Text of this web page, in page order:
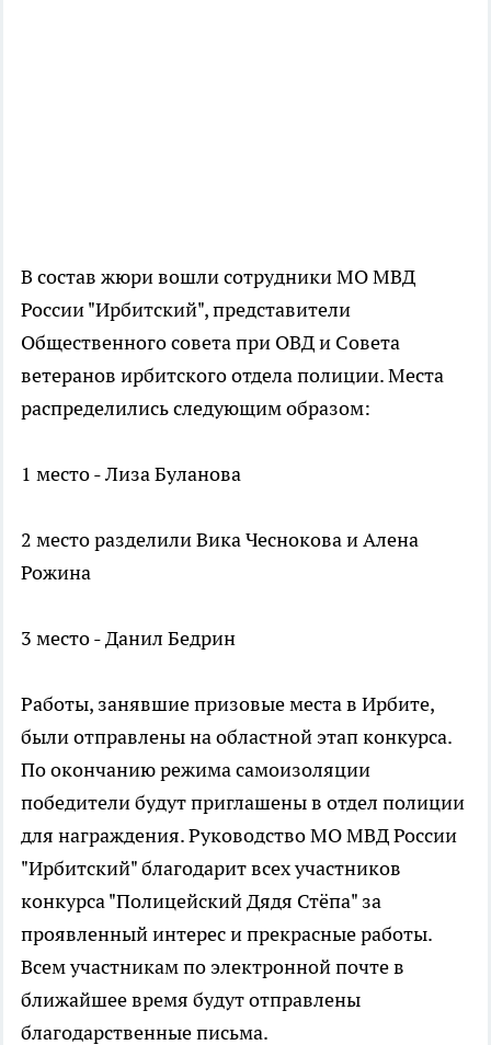
В состав жюри вошли сотрудники МО МВД
России "Ирбитский", представители
Общественного совета при ОВД и Совета
ветеранов ирбитского отдела полиции. Места
распределились следующим образом:⠀
1 место - Лиза Буланова
2 место разделили Вика Чеснокова и Алена
Рожина
3 место - Данил Бедрин
Работы, занявшие призовые места в Ирбите,
были отправлены на областной этап конкурса.
По окончанию режима самоизоляции
победители будут приглашены в отдел полиции
для награждения. Руководство МО МВД России
"Ирбитский" благодарит всех участников
конкурса "Полицейский Дядя Стёпа" за
проявленный интерес и прекрасные работы.
Всем участникам по электронной почте в
ближайшее время будут отправлены
благодарственные письма.